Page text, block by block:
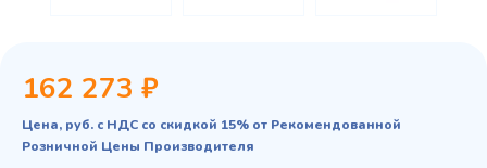
162 273 ₽
Цена, руб. с НДС со скидкой 15% от Рекомендованной
Розничной Цены Производителя